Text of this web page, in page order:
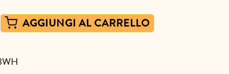
AGGIUNGI AL CARRELLO